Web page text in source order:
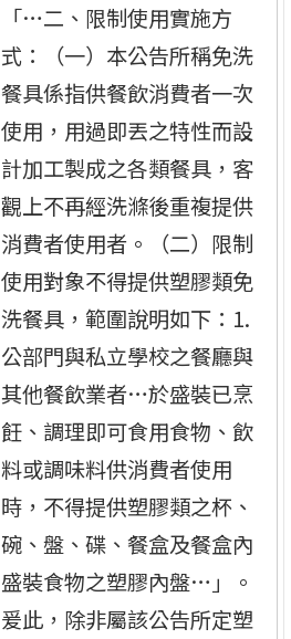
「…二、限制使用實施方
式：（一）本公告所稱免洗
餐具係指供餐飲消費者一次
使用，用過即丟之特性而設
計加工製成之各類餐具，客
觀上不再經洗滌後重複提供
消費者使用者。（二）限制
使用對象不得提供塑膠類免
洗餐具，範圍說明如下：1.
公部門與私立學校之餐廳與
其他餐飲業者…於盛裝已烹
飪、調理即可食用食物、飲
料或調味料供消費者使用
時，不得提供塑膠類之杯、
碗、盤、碟、餐盒及餐盒內
盛裝食物之塑膠內盤…」。
爰此，除非屬該公告所定塑